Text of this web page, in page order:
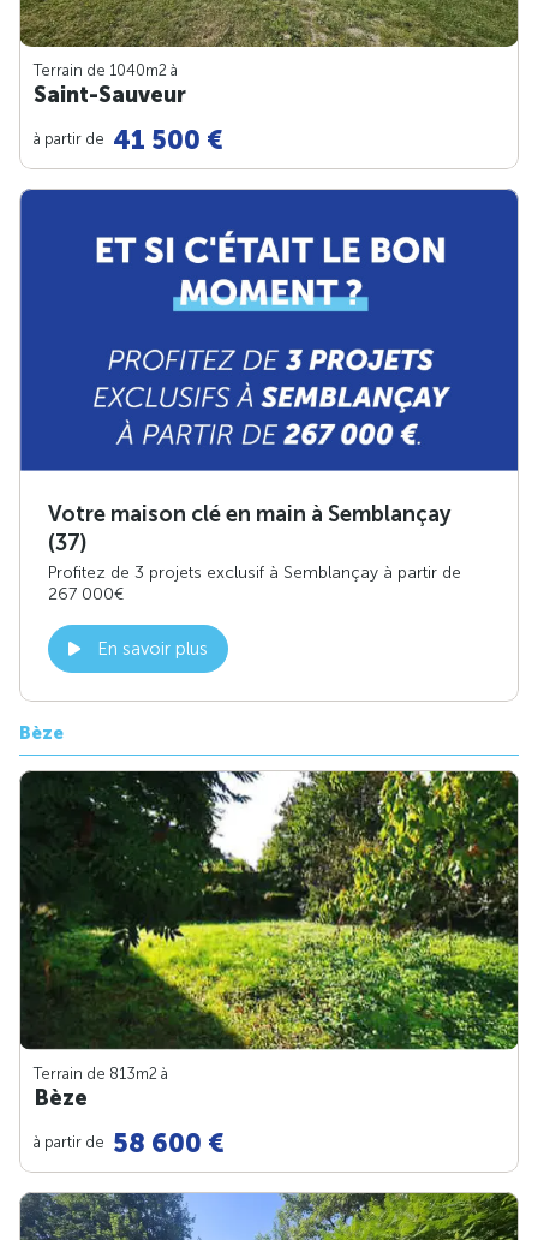
Terrain de 1040m2 à
Saint-Sauveur
à partir de 41 500 €
Votre maison clé en main à Semblançay
(37)
Profitez de 3 projets exclusif à Semblançay à partir de
267 000€
En savoir plus
Bèze
Terrain de 813m2 à
Bèze
à partir de 58 600 €